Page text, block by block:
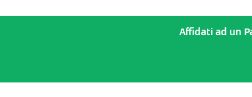
Affidati ad un